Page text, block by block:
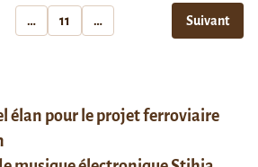
… 11 … Suivant
élan pour le projet ferroviaire